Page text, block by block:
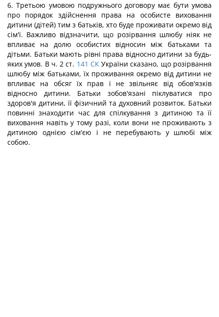
6. Третьою умовою подружнього договору має бути умова
про порядок здійснення права на особисте виховання
дитини (дітей) тим з батьків, хто буде проживати окремо від
сім'ї. Важливо відзначити, що розірвання шлюбу ніяк не
впливає на долю особистих відносин між батьками та
дітьми. Батьки мають рівні права відносно дитини за будь-
яких умов. В ч. 2 ст. 141 СКУкраїни сказано, що розірвання
шлюбу між батьками, їх проживання окремо від дитини не
впливає на обсяг їх прав і не звільняє від обов'язків
відносно дитини. Батьки зобов'язані піклуватися про
здоров'я дитини, її фізичний та духовний розвиток. Батьки
повинні знаходити час для спілкування з дитиною та її
виховання навіть у тому разі, коли вони не проживають з
дитиною однією сім'єю і не перебувають у шлюбі між
собою.